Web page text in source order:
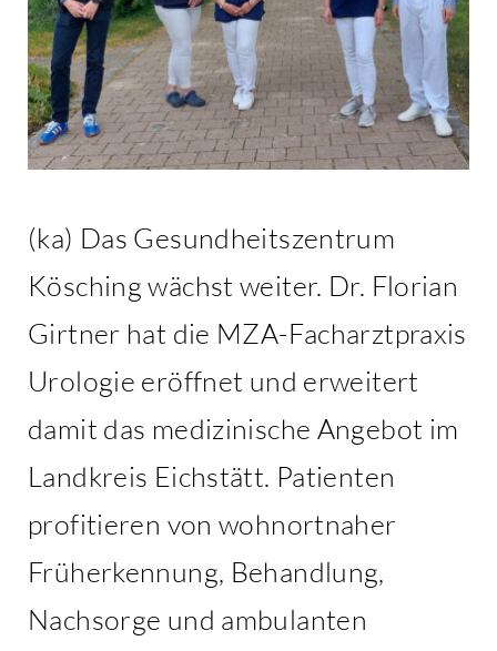
(ka) Das Gesundheitszentrum
Kösching wächst weiter. Dr. Florian
Girtner hat die MZA-Facharztpraxis
Urologie eröffnet und erweitert
damit das medizinische Angebot im
Landkreis Eichstätt. Patienten
profitieren von wohnortnaher
Früherkennung, Behandlung,
Nachsorge und ambulanten